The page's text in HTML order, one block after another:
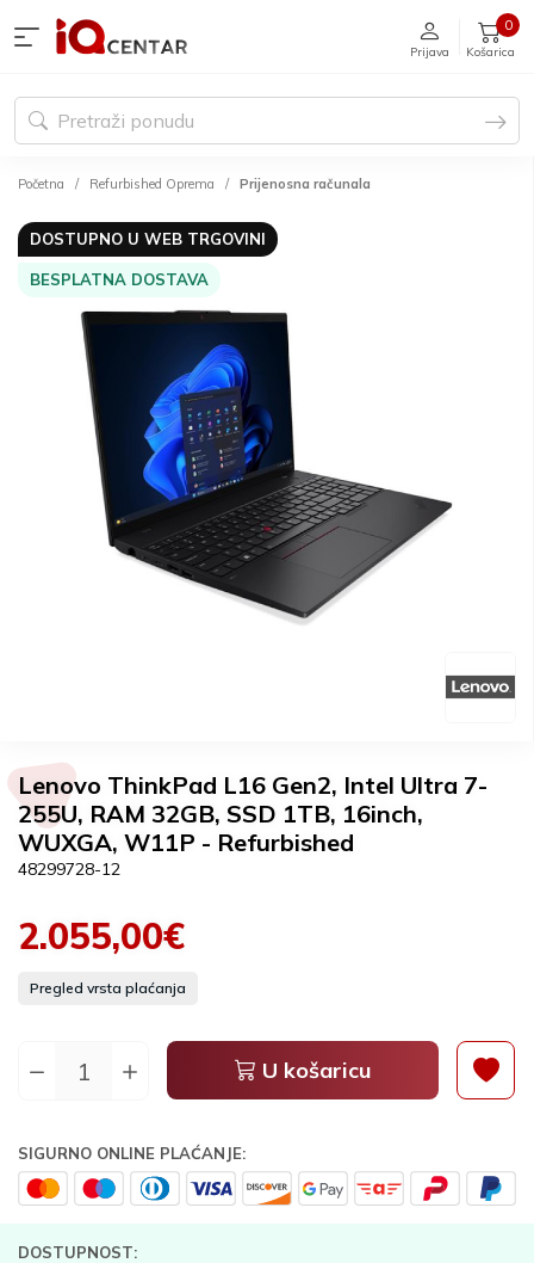
Prijava Košarica
0
Početna Refurbished Oprema Prijenosna računala
DOSTUPNO U WEB TRGOVINI
BESPLATNA DOSTAVA
Lenovo ThinkPad L16 Gen2, Intel Ultra 7-
255U, RAM 32GB, SSD 1TB, 16inch,
WUXGA, W11P - Refurbished
48299728-12
2.055,00€
Pregled vrsta plaćanja
U košaricu
SIGURNO ONLINE PLAĆANJE:
DOSTUPNOST: